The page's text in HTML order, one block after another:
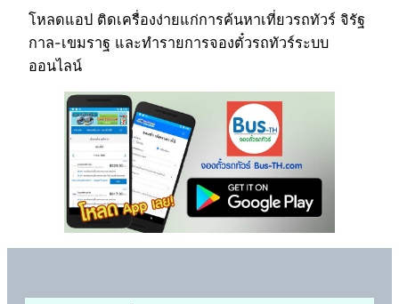
โหลดแอป ติดเครื่องง่ายแก่การค้นหาเที่ยวรถทัวร์ จิรัฐ
กาล-เขมราฐ และทำรายการจองตั๋วรถทัวร์ระบบ
ออนไลน์